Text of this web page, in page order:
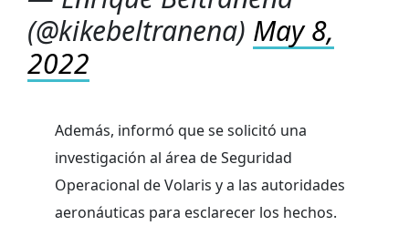
(@kikebeltranena) May 8,
2022
Además, informó que se solicitó una
investigación al área de Seguridad
Operacional de Volaris y a las autoridades
aeronáuticas para esclarecer los hechos.